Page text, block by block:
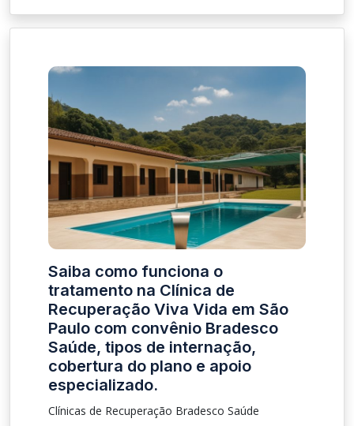
Saiba como funciona o
tratamento na Clínica de
Recuperação Viva Vida em São
Paulo com convênio Bradesco
Saúde, tipos de internação,
cobertura do plano e apoio
especializado.
Clínicas de Recuperação Bradesco Saúde